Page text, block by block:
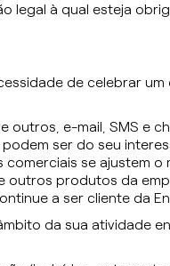
legal à qual esteja
de celebrar
e-mail, SMS e
ser do seu
se ajustem o
outros produtos da
a ser cliente da
da sua atividade